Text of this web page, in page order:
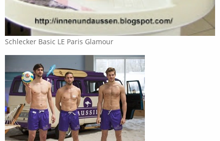
Schlecker Basic LE Paris Glamour